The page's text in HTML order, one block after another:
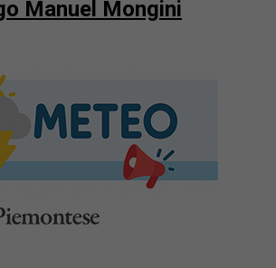
Manuel Mongini